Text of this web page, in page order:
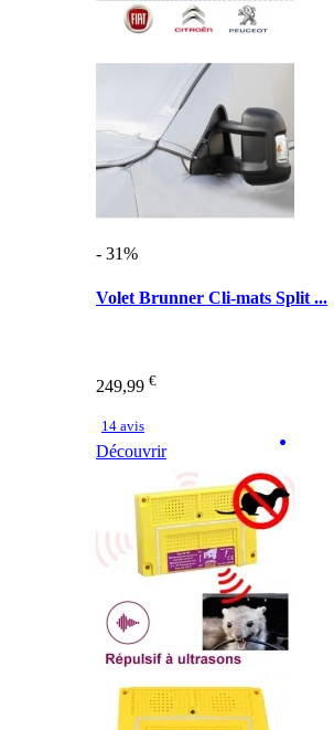
- 31%
Volet Brunner Cli-mats Split ...
249,99 €
14 avis
Découvrir